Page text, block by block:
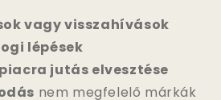
vagy visszahívások
lépések
jutás elvesztése
nem megfelelő márkák